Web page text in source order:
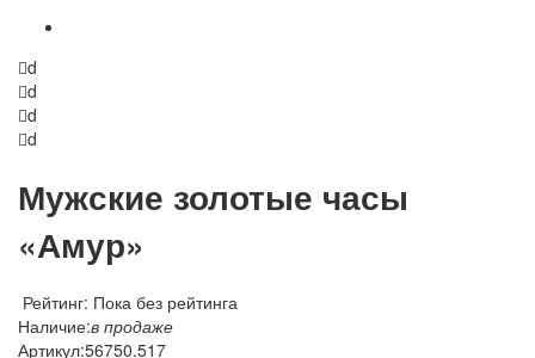
d
d
d
d
Мужские золотые часы
«Амур»
Рейтинг: Пока без рейтинга
Наличие:в продаже
Артикул:56750.517